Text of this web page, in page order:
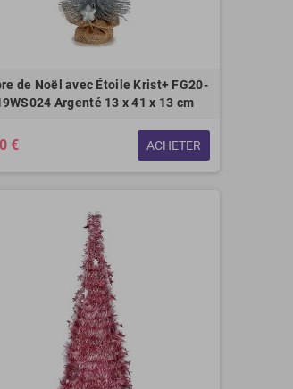
de Noël avec Étoile Krist+ FG20-
Argenté 13 x 41 x 13 cm
€ ACHETER